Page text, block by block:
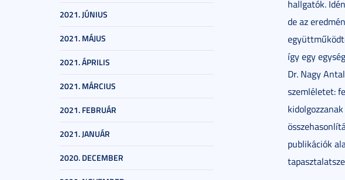
2021. JÚNIUS
2021. MÁJUS
2021. ÁPRILIS
2021. MÁRCIUS
2021. FEBRUÁR
2021. JANUÁR
2020. DECEMBER
hallgatók.
de az
így egy
Dr. Nagy
szemléletet:
publikációk